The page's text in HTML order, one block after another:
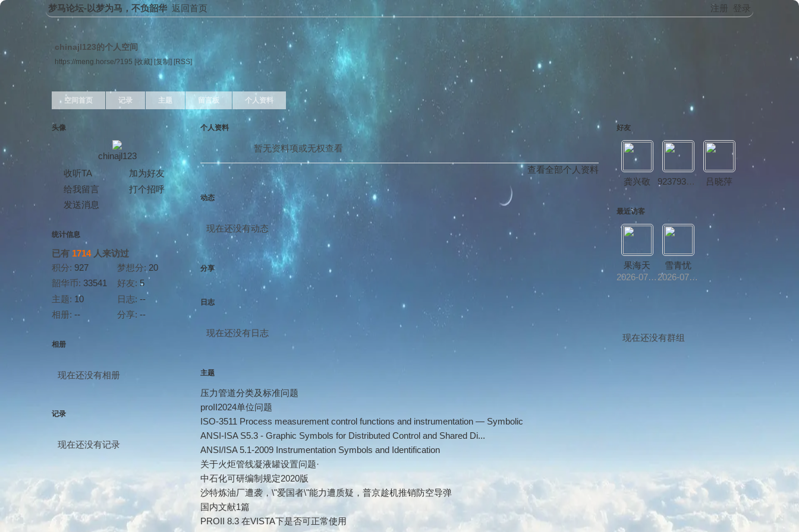
注册 登录
梦马论坛-以梦为马，不负韶华 返回首页
chinajl123的个人空间
https://meng.horse/?195 [收藏] [复制] [RSS]
空间首页 记录 主题 留言板 个人资料
头像
chinajl123
收听TA
加为好友
给我留言
打个招呼
发送消息
统计信息
已有 1714人来访过
积分: 927 梦想分: 20
韶华币: 33541 好友: 5
主题: 10 日志: --
相册: -- 分享: --
相册
现在还没有相册
记录
现在还没有记录
个人资料
暂无资料项或无权查看
查看全部个人资料
动态
现在还没有动态
分享
日志
现在还没有日志
主题
压力管道分类及标准问题
proII2024单位问题
ISO-3511 Process measurement control functions and instrumentation — Symbolic
ANSI-ISA S5.3 - Graphic Symbols for Distributed Control and Shared Di...
ANSI/ISA 5.1-2009 Instrumentation Symbols and Identification
关于火炬管线凝液罐设置问题·
中石化可研编制规定2020版
沙特炼油厂遭袭，\"爱国者\"能力遭质疑，普京趁机推销防空导弹
国内文献1篇
PROII 8.3 在VISTA下是否可正常使用
好友
龚兴敬 923793526 吕晓萍
最近访客
果海天
2026-07-24
雪青忧
2026-07-23
现在还没有群组